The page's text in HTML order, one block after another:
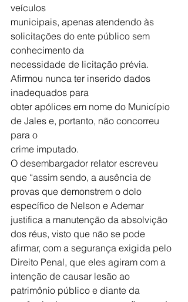
veículos
municipais, apenas atendendo às
solicitações do ente público sem
conhecimento da
necessidade de licitação prévia.
Afirmou nunca ter inserido dados
inadequados para
obter apólices em nome do Município
de Jales e, portanto, não concorreu
para o
crime imputado.
O desembargador relator escreveu
que “assim sendo, a ausência de
provas que demonstrem o dolo
específico de Nelson e Ademar
justifica a manutenção da absolvição
dos réus, visto que não se pode
afirmar, com a segurança exigida pelo
Direito Penal, que eles agiram com a
intenção de causar lesão ao
patrimônio público e diante da